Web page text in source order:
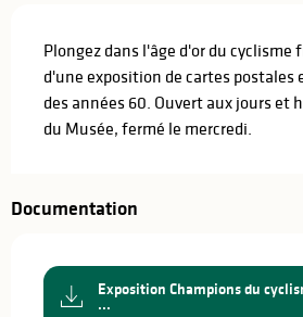
Plongez dans l'âge d'or du cyclisme
d'une exposition de cartes postales
des années 60. Ouvert aux jours et
du Musée, fermé le mercredi.
Documentation
Exposition Champions du
...